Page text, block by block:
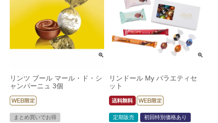
リンツ ブール マール・ド・シ
ャンパーニュ 3個
まとめ買いでお得
リンドール My バラエティセ
ット
定期販売 初回特別価格あり